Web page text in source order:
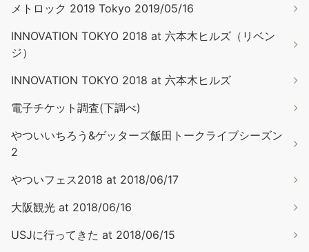
メトロック 2019 Tokyo 2019/05/16
INNOVATION TOKYO 2018 at 六本木ヒルズ（リベン
ジ）
INNOVATION TOKYO 2018 at 六本木ヒルズ
電子チケット調査(下調べ)
やついいちろう&ゲッターズ飯田トークライブシーズン
2
やついフェス2018 at 2018/06/17
大阪観光 at 2018/06/16
USJに行ってきた at 2018/06/15